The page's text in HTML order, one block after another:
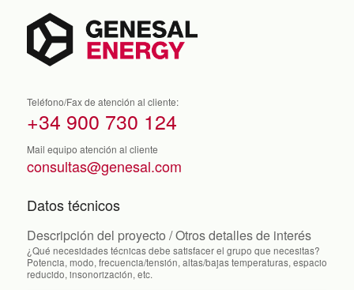
Teléfono/Fax de atención al cliente:
+34 900 730 124
Mail equipo atención al cliente
consultas@genesal.com
Datos técnicos
Descripción del proyecto / Otros detalles de interés
¿Qué necesidades técnicas debe satisfacer el grupo que necesitas?
Potencia, modo, frecuencia/tensión, altas/bajas temperaturas, espacio
reducido, insonorización, etc.